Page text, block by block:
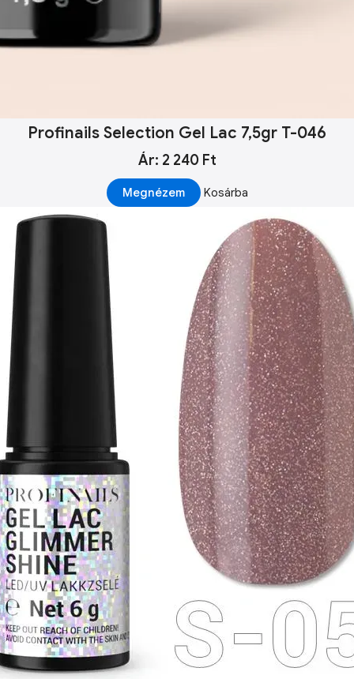
Profinails Selection Gel Lac 7,5gr T-046
Ár: 2 240 Ft
Megnézem Kosárba